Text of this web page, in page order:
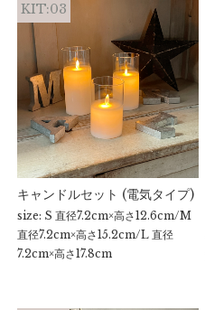
KIT:03
キャンドルセット (電気タイプ)
size: S 直径7.2cm×高さ12.6cm/M
直径7.2cm×高さ15.2cm/L 直径
7.2cm×高さ17.8cm